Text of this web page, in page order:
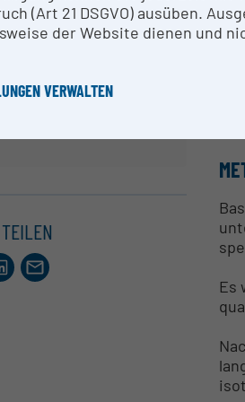
Es
E-
Mail
(Art 21 DSGVO) ausüben.
der Website dienen und
VERWALTEN